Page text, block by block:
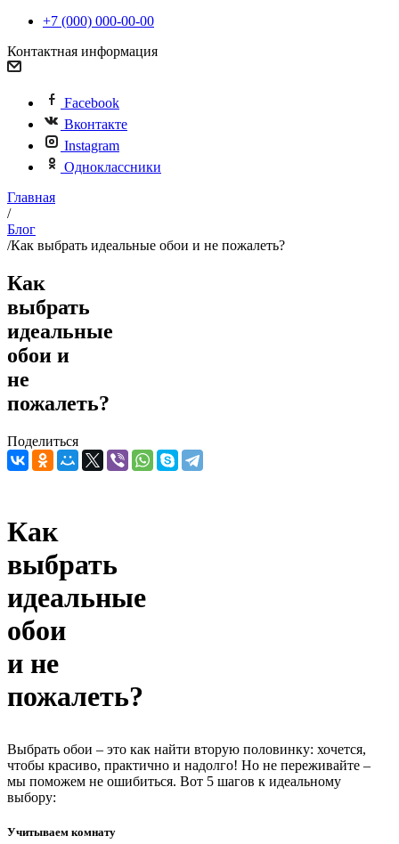
+7 (000) 000-00-00
Контактная информация
Facebook
Вконтакте
Instagram
Одноклассники
Главная
/
Блог
/Как выбрать идеальные обои и не пожалеть?
Как
выбрать
идеальные
обои и
не
пожалеть?
Поделиться
Как
выбрать
идеальные
обои
и не
пожалеть?
Выбрать обои – это как найти вторую половинку: хочется,
чтобы красиво, практично и надолго! Но не переживайте –
мы поможем не ошибиться. Вот 5 шагов к идеальному
выбору:
Учитываем комнату